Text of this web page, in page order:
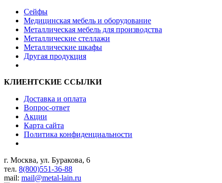
Сейфы
Медицинская мебель и оборудование
Металлическая мебель для производства
Металлические стеллажи
Металлические шкафы
Другая продукция
КЛИЕНТСКИЕ ССЫЛКИ
Доставка и оплата
Вопрос-ответ
Акции
Карта сайта
Политика конфиденциальности
г. Москва, ул. Буракова, 6
тел. 8(800)551-36-88
mail: mail@metal-lain.ru